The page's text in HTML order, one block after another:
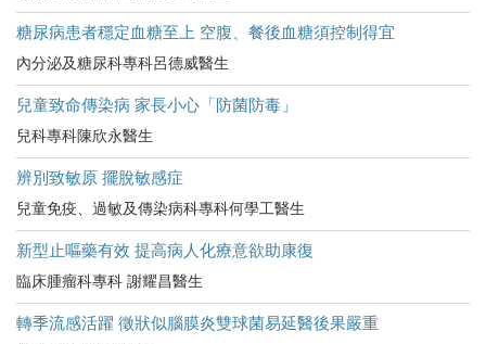
糖尿病患者穩定血糖至上 空腹、餐後血糖須控制得宜
內分泌及糖尿科專科呂德威醫生
兒童致命傳染病 家長小心「防菌防毒」
兒科專科陳欣永醫生
辨別致敏原 擺脫敏感症
兒童免疫、過敏及傳染病科專科何學工醫生
新型止嘔藥有效 提高病人化療意欲助康復
臨床腫瘤科專科 謝耀昌醫生
轉季流感活躍 徵狀似腦膜炎雙球菌易延醫後果嚴重